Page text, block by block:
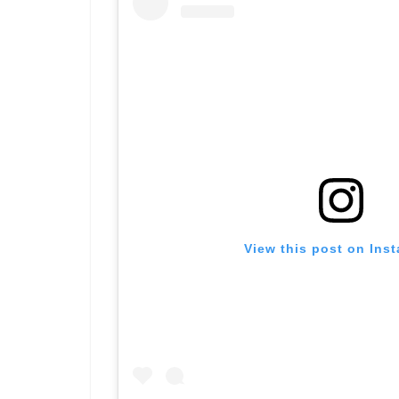
View this post on